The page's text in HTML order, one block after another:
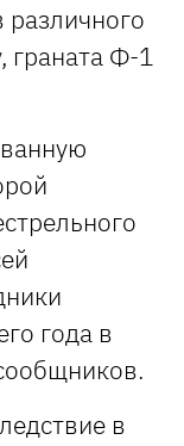
различного
граната Ф-1
года в
в